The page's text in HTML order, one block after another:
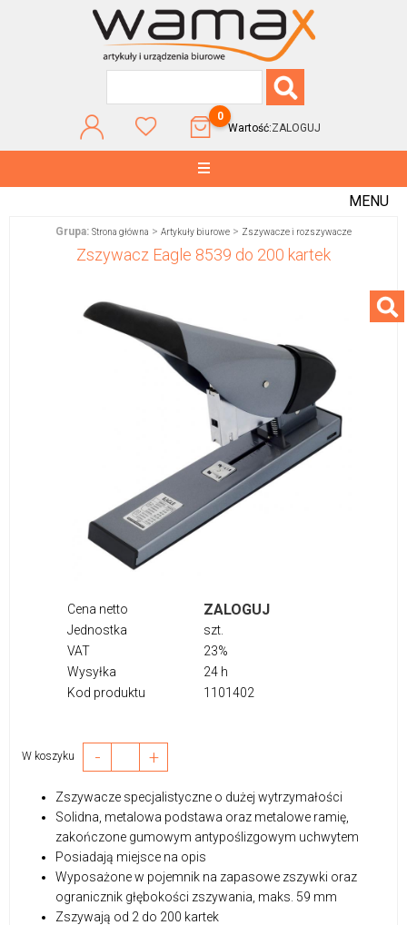
0
Wartość:ZALOGUJ
MENU
Grupa: Strona główna > Artykuły biurowe > Zszywacze i rozszywacze
Zszywacz Eagle 8539 do 200 kartek
Cena netto ZALOGUJ
Jednostka
szt.
VAT
23%
Wysyłka
24 h
Kod produktu
1101402
W koszyku - +
Zszywacze specjalistyczne o dużej wytrzymałości
Solidna, metalowa podstawa oraz metalowe ramię,
zakończone gumowym antypoślizgowym uchwytem
Posiadają miejsce na opis
Wyposażone w pojemnik na zapasowe zszywki oraz
ogranicznik głębokości zszywania, maks. 59 mm
Zszywają od 2 do 200 kartek